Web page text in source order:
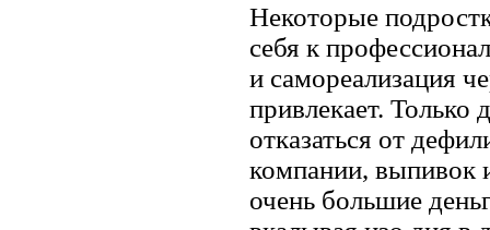
Некоторые
себя к
и самореализация
привлекает. Только
отказаться от
компании, выпивок
очень большие